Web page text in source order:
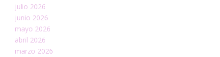
julio 2026
junio 2026
mayo 2026
abril 2026
marzo 2026